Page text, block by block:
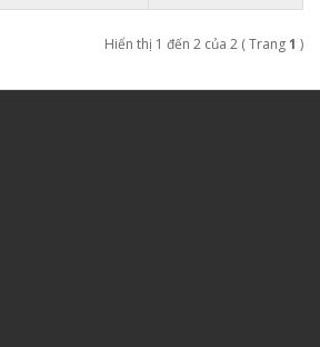
Hiển thị 1 đến 2 của 2 ( Trang1 )